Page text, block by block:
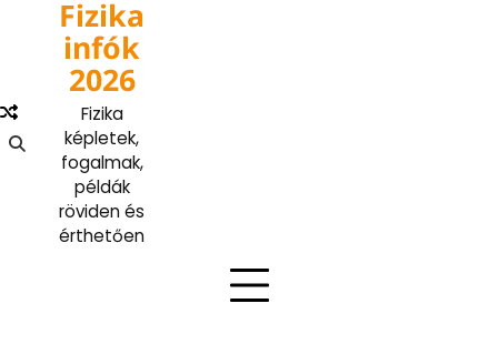
content
Fizika
infók
2026
Fizika
képletek,
fogalmak,
példák
röviden és
érthetően